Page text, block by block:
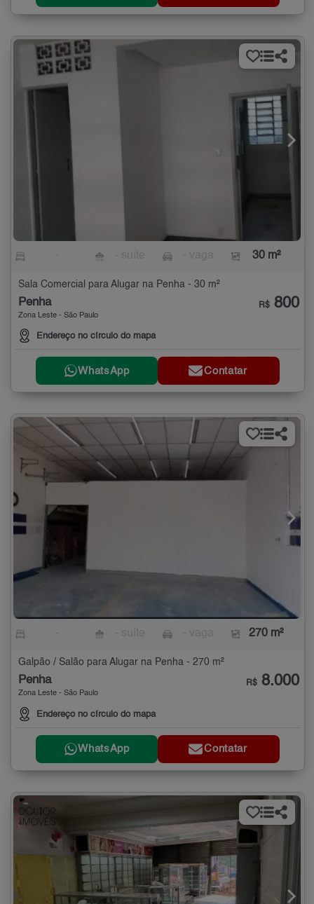
30 m²
Sala Comercial para Alugar na Penha - 30 m²
Penha
Zona Leste - São Paulo
Endereço no círculo do mapa
R$ 800
WhatsApp Contatar
270 m²
Galpão / Salão para Alugar na Penha - 270 m²
Penha
Zona Leste - São Paulo
Endereço no círculo do mapa
R$ 8.000
WhatsApp Contatar